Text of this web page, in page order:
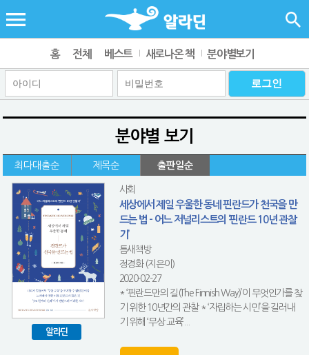
홈 전체 베스트 새로나온 책 분야별보기
분야별 보기
최다대출순 제목순 출판일순
알라딘
사회
세상에서 제일 우울한 동네 핀란드가 천국을 만
드는 법 - 어느 저널리스트의 ‘핀란드 10년 관찰
기’
틈새책방
정경화 (지은이)
2020-02-27
* ‘핀란드만의 길(The Finnish Way)’이 무엇인가를 찾
기 위한 10년간의 관찰 * ‘자립하는 시민’을 길러내
기 위해 ‘무상 교육’...